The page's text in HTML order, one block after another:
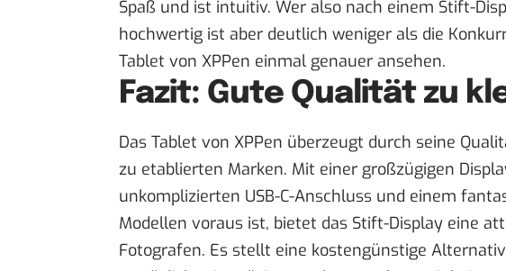
Spaß und ist intuitiv. Wer also nach einem Stift-
hochwertig ist aber deutlich weniger als die
Tablet von XPPen einmal genauer ansehen.
Fazit: Gute Qualität zu
Das Tablet von XPPen überzeugt durch seine
zu etablierten Marken. Mit einer großzügigen
unkomplizierten USB-C-Anschluss und einem
Modellen voraus ist, bietet das Stift-Display eine
Fotografen. Es stellt eine kostengünstige